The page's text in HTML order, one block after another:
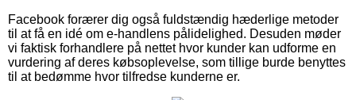
Facebook forærer dig også fuldstændig hæderlige metoder
til at få en idé om e-handlens pålidelighed. Desuden møder
vi faktisk forhandlere på nettet hvor kunder kan udforme en
vurdering af deres købsoplevelse, som tillige burde benyttes
til at bedømme hvor tilfredse kunderne er.